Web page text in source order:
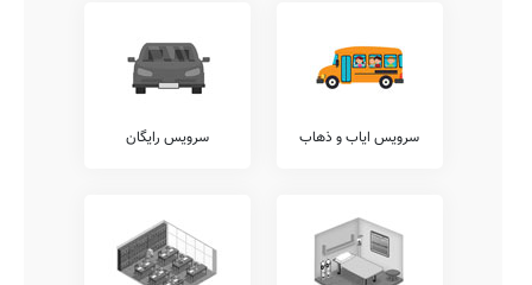
آزمایشگاه ها
بدیهی است که وجود آزمایشگاه های گوناگون در هر مدرسه، شامل
افزایش ضریب درک دروس توسط دانش آموزان می گردد.
نظیر آکادمی های عربی، روسی، فرانسوی، انگلیسی، آلمانی، ترکی، و...
نقطه قوت مهمی برای مدارس خوب محسوب میشود. متاسفانه این مدرسه
در حال حاضر فاقد هرگونه آکادمی زبان مجزا می باشد.
سرویس ایاب و ذهاب سرویس رایگان